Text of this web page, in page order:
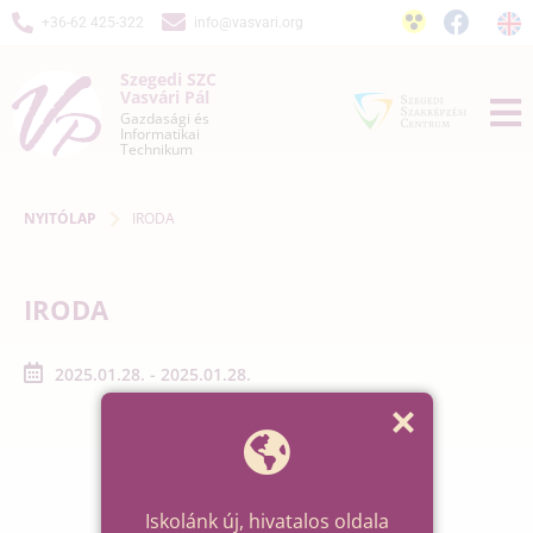
+36-62 425-322 info@vasvari.org
Szegedi SZC
Vasvári Pál
Gazdasági és
Informatikai
Technikum
NYITÓLAP IRODA
IRODA
2025.01.28. - 2025.01.28.
Iskolánk új, hivatalos oldala